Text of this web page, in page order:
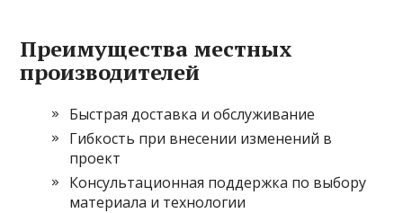
Преимущества местных
производителей
Быстрая доставка и обслуживание
Гибкость при внесении изменений в
проект
Консультационная поддержка по выбору
материала и технологии